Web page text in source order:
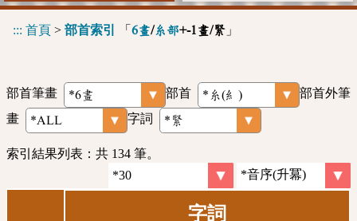
::: 首頁 > 部首索引 「 6畫/糸部+-1畫/緊 」
部首筆畫 部首
部首外筆
畫
字詞
索引結果列表：共 134 筆。
字詞